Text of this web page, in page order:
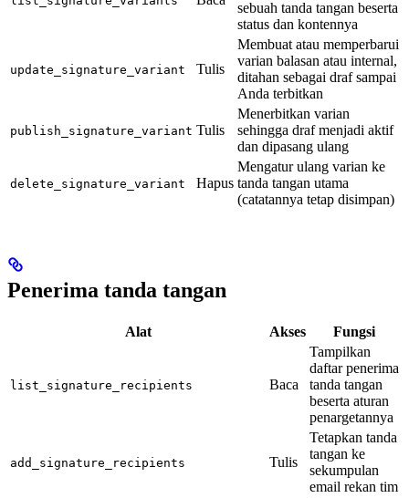
sebuah tanda tangan beserta
status dan kontennya
update_signature_variant Tulis
Membuat atau memperbarui
varian balasan atau internal,
ditahan sebagai draf sampai
Anda terbitkan
publish_signature_variant Tulis
Menerbitkan varian
sehingga draf menjadi aktif
dan dipasang ulang
delete_signature_variant Hapus
Mengatur ulang varian ke
tanda tangan utama
(catatannya tetap disimpan)
Penerima tanda tangan
Alat Akses Fungsi
list_signature_recipients Baca
Tampilkan
daftar penerima
tanda tangan
beserta aturan
penargetannya
add_signature_recipients Tulis
Tetapkan tanda
tangan ke
sekumpulan
email rekan tim